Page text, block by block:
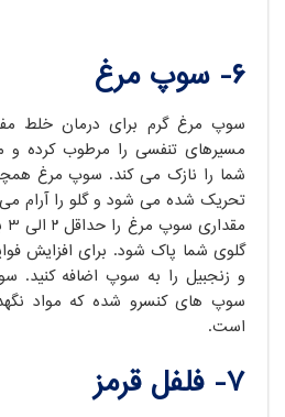
۶- سوپ مرغ
سوپ مرغ گرم برای درمان خلط
مسیرهای تنفسی را مرطوب کرده
شما را نازک می کند. سوپ مرغ
تحریک شده می شود و گلو را آرام
گلوی شما پاک شود. برای افزایش
و زنجبیل را به سوپ اضافه کنید.
سوپ های کنسرو شده که مواد
است.
۷- فلفل قرمز